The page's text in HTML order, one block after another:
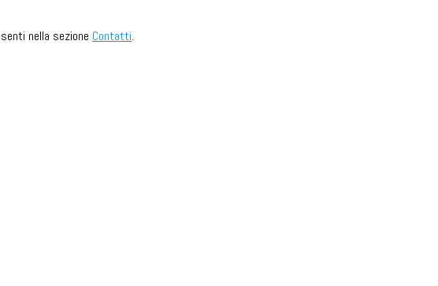
nella sezione Contatti.